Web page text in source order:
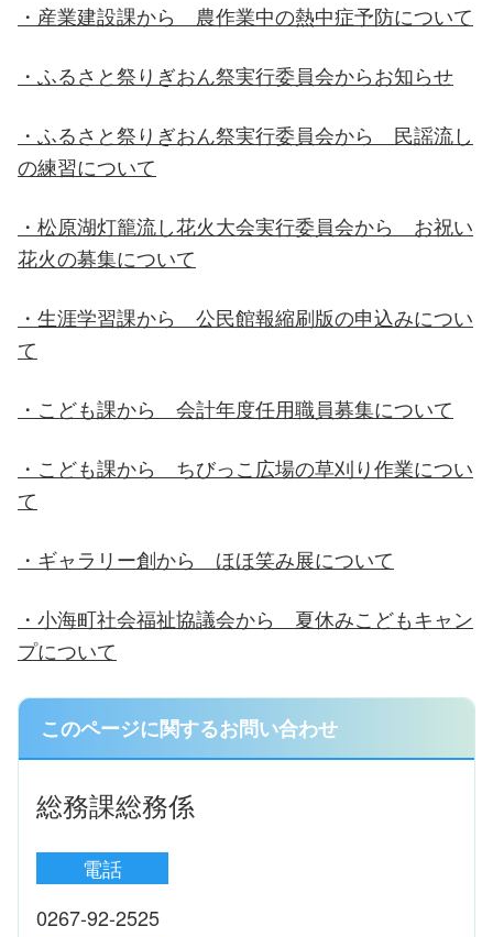
・産業建設課から 農作業中の熱中症予防について
・ふるさと祭りぎおん祭実行委員会からお知らせ
・ふるさと祭りぎおん祭実行委員会から 民謡流し
の練習について
・松原湖灯籠流し花火大会実行委員会から お祝い
花火の募集について
・生涯学習課から 公民館報縮刷版の申込みについ
て
・こども課から 会計年度任用職員募集について
・こども課から ちびっこ広場の草刈り作業につい
て
・ギャラリー創から ほほ笑み展について
・小海町社会福祉協議会から 夏休みこどもキャン
プについて
このページに関するお問い合わせ
総務課総務係
電話
0267-92-2525